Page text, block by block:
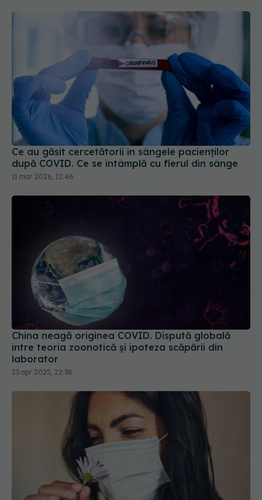
Ce au găsit cercetătorii în sângele pacienților
după COVID. Ce se întâmplă cu fierul din sânge
11 mar 2026, 12:46
China neagă originea COVID. Dispută globală
între teoria zoonotică și ipoteza scăpării din
laborator
23 apr 2025, 22:38